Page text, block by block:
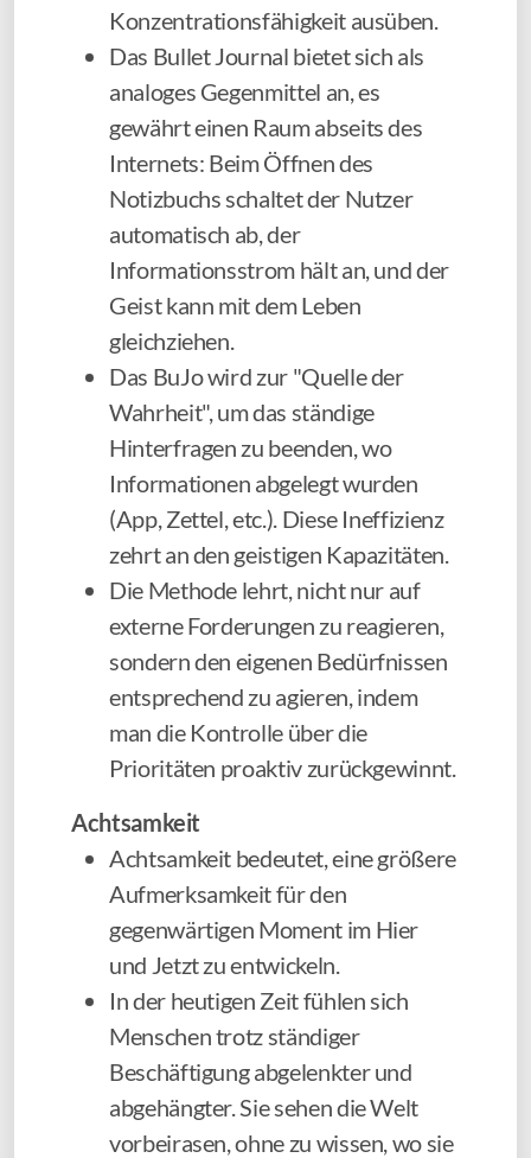
Konzentrationsfähigkeit ausüben.
Das Bullet Journal bietet sich als
analoges Gegenmittel an, es
gewährt einen Raum abseits des
Internets: Beim Öffnen des
Notizbuchs schaltet der Nutzer
automatisch ab, der
Informationsstrom hält an, und der
Geist kann mit dem Leben
gleichziehen.
Das BuJo wird zur "Quelle der
Wahrheit", um das ständige
Hinterfragen zu beenden, wo
Informationen abgelegt wurden
(App, Zettel, etc.). Diese Ineffizienz
zehrt an den geistigen Kapazitäten.
Die Methode lehrt, nicht nur auf
externe Forderungen zu reagieren,
sondern den eigenen Bedürfnissen
entsprechend zu agieren, indem
man die Kontrolle über die
Prioritäten proaktiv zurückgewinnt.
Achtsamkeit
Achtsamkeit bedeutet, eine größere
Aufmerksamkeit für den
gegenwärtigen Moment im Hier
und Jetzt zu entwickeln.
In der heutigen Zeit fühlen sich
Menschen trotz ständiger
Beschäftigung abgelenkter und
abgehängter. Sie sehen die Welt
vorbeirasen, ohne zu wissen, wo sie